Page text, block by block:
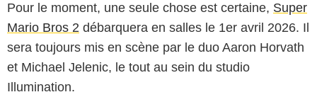
Pour le moment, une seule chose est certaine, Super
Mario Bros 2 débarquera en salles le 1er avril 2026. Il
sera toujours mis en scène par le duo Aaron Horvath
et Michael Jelenic, le tout au sein du studio
Illumination.